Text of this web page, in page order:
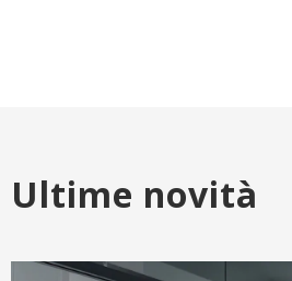
Ultime novità